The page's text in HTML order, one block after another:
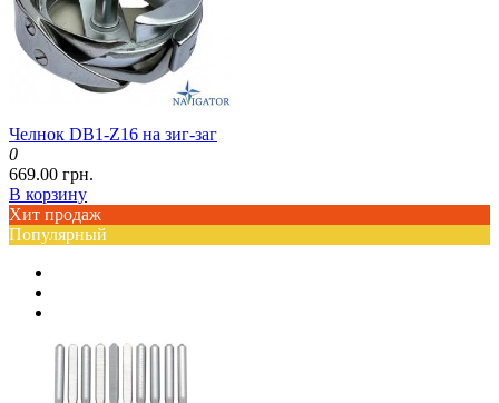
Челнок DB1-Z16 на зиг-заг
0
669.00 грн.
В корзину
Хит продаж
Популярный